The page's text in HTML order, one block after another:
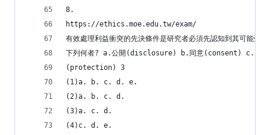
8.
https://ethics.moe.edu.tw/exam/
有效處理利益衝突的先決條件是研究者必須先認知到其可能受
下列何者? a.公開(disclosure) b.同意(consent) c.
(protection) 3
(1)a. b. c. d. e.
(2)a. b. c. d.
(3)a. c. d.
(4)c. d. e.